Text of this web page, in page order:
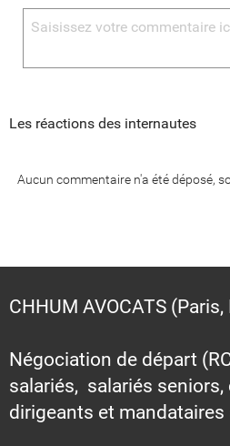
Les réactions des internautes
Aucun commentaire n'a été déposé,
CHHUM AVOCATS
Négociation de départ
salariés, salariés seniors,
dirigeants et mandataires